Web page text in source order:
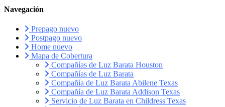
Navegación
Prepago nuevo
Postpago nuevo
Home nuevo
Mapa de Cobertura
Compañías de Luz Barata Houston
Compañías de Luz Barata
Compañía de Luz Barata Abilene Texas
Compañía de Luz Barata Addison Texas
Servicio de Luz Barata en Childress Texas